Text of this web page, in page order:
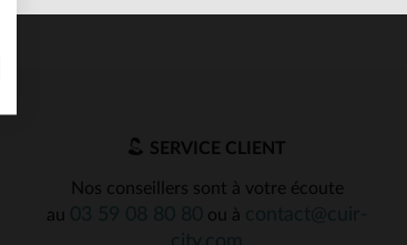
SERVICE CLIENT
Nos conseillers sont à votre écoute
au
ou à